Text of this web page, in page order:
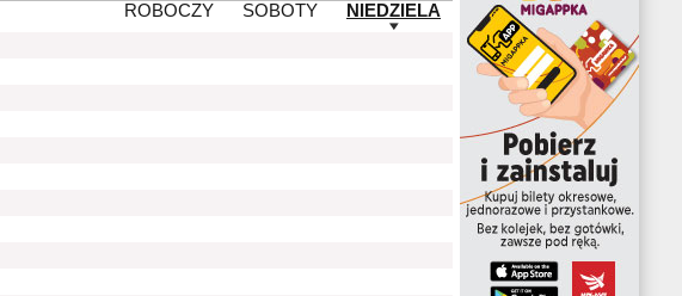
ROBOCZY
SOBOTY
NIEDZIELA